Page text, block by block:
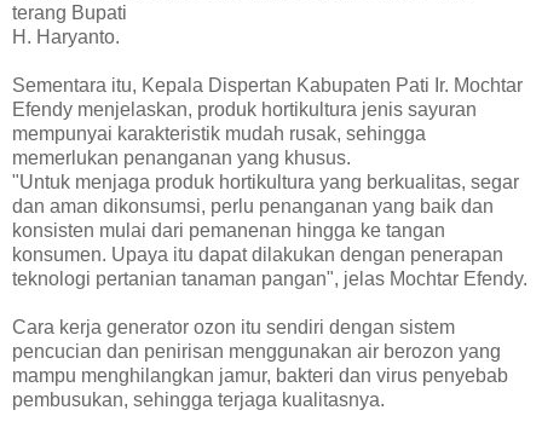
terang Bupati
H. Haryanto.
Sementara itu, Kepala Dispertan Kabupaten Pati Ir. Mochtar
Efendy menjelaskan, produk hortikultura jenis sayuran
mempunyai karakteristik mudah rusak, sehingga
memerlukan penanganan yang khusus.
"Untuk menjaga produk hortikultura yang berkualitas, segar
dan aman dikonsumsi, perlu penanganan yang baik dan
konsisten mulai dari pemanenan hingga ke tangan
konsumen. Upaya itu dapat dilakukan dengan penerapan
teknologi pertanian tanaman pangan", jelas Mochtar Efendy.
Cara kerja generator ozon itu sendiri dengan sistem
pencucian dan penirisan menggunakan air berozon yang
mampu menghilangkan jamur, bakteri dan virus penyebab
pembusukan, sehingga terjaga kualitasnya.